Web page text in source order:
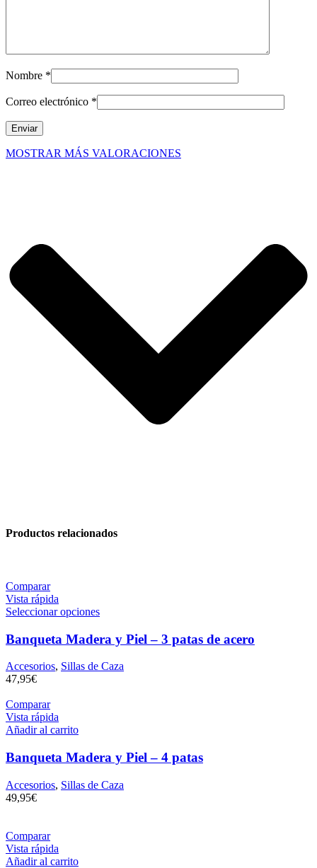
Nombre *
Correo electrónico *
MOSTRAR MÁS VALORACIONES
Productos relacionados
Comparar
Vista rápida
Seleccionar opciones
Banqueta Madera y Piel – 3 patas de acero
Accesorios, Sillas de Caza
47,95€
Comparar
Vista rápida
Añadir al carrito
Banqueta Madera y Piel – 4 patas
Accesorios, Sillas de Caza
49,95€
Comparar
Vista rápida
Añadir al carrito